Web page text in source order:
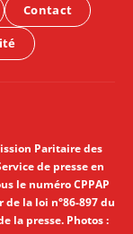
Contact
Paritaire des
de presse en
le numéro CPPAP
la loi n°86-897 du
la presse. Photos :